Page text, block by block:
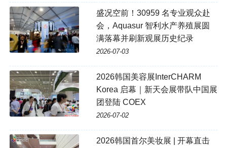
盛况空前！30959 名专业观众赴
会，Aquasur 智利水产养殖展圆
满落幕并刷新观展历史纪录
2026-07-03
2026韩国美容展InterCHARM
Korea 启幕｜新天会展带队中国展
团登陆 COEX
2026-07-02
2026韩国首尔美妆展 | 开幕直击